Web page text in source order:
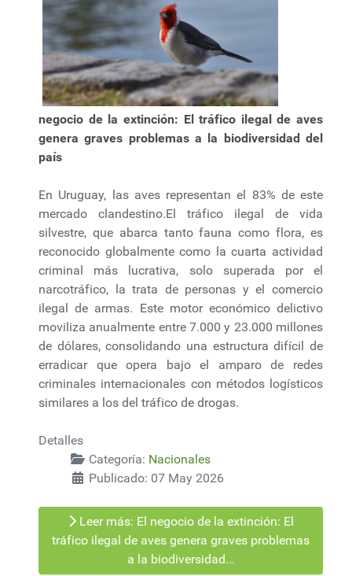
negocio de la extinción: El tráfico ilegal de aves
genera graves problemas a la biodiversidad del
país
En Uruguay, las aves representan el 83% de este
mercado clandestino.El tráfico ilegal de vida
silvestre, que abarca tanto fauna como flora, es
reconocido globalmente como la cuarta actividad
criminal más lucrativa, solo superada por el
narcotráfico, la trata de personas y el comercio
ilegal de armas. Este motor económico delictivo
moviliza anualmente entre 7.000 y 23.000 millones
de dólares, consolidando una estructura difícil de
erradicar que opera bajo el amparo de redes
criminales internacionales con métodos logísticos
similares a los del tráfico de drogas.
Detalles
Categoría: Nacionales
Publicado: 07 May 2026
Leer más: El negocio de la extinción: El
tráfico ilegal de aves genera graves problemas
a la biodiversidad...